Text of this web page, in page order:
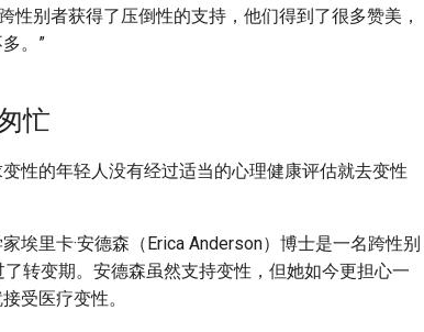
性别者获得了压倒性的支持，他们得到了很多赞美，
。”
忙
性的年轻人没有经过适当的心理健康评估就去变性
埃里卡·安德森（Erica Anderson）博士是一名跨性别
转变期。安德森虽然支持变性，但她如今更担心一
受医疗变性。